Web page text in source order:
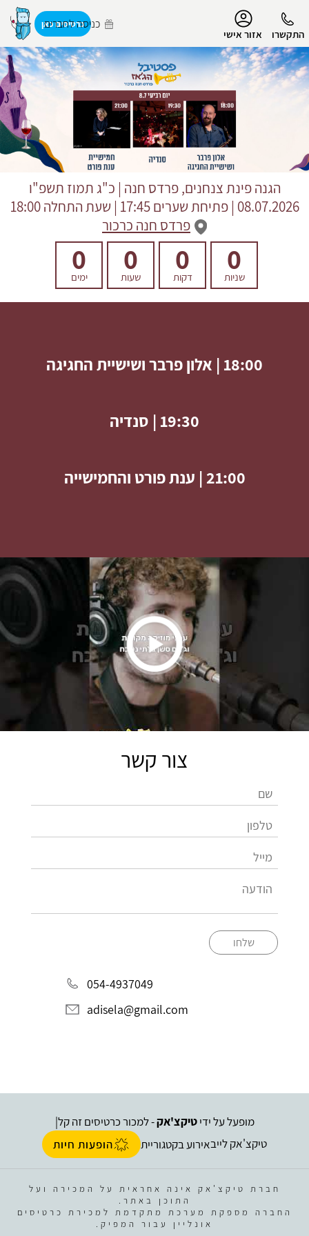
התקשרו אזור אישי
כרטיסים כאן
כניסה לחברים
הפרופיל שלי
התנתק
הגנה פינת צנחנים, פרדס חנה | כ"ג תמוז תשפ"ו
08.07.2026 | פתיחת שערים 17:45 | שעת התחלה 18:00
פרדס חנה כרכור
0
שניות
0
דקות
0
שעות
0
ימים
18:00 | אלון פרבר ושישיית החגיגה
19:30 | סנדיה
21:00 | ענת פורט והחמישייה
צור קשר
שלחו
054-4937049
adisela@gmail.com
מופעל על ידיטיקצ'אק- למכור כרטיסים זה קל|
טיקצ'אק לייבאירוע בקטגוריית הופעות חיות
חברת טיקצ'אק אינה אחראית על המכירה ועל
התוכן באתר.
החברה מספקת מערכת מתקדמת למכירת כרטיסים
אונליין עבור המפיק.